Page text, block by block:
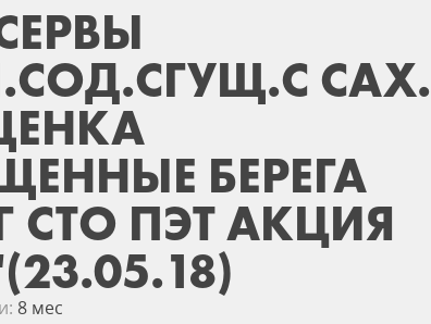
САХ.
БЕРЕГА
СТО ПЭТ АКЦИЯ
8 мес